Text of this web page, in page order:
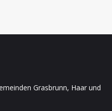
Grasbrunn, Haar und